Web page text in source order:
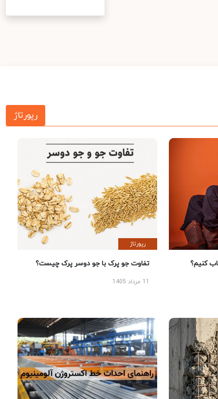
رپورتاژ
کنیم؟
رپورتاژ
تفاوت جو پرک با جو دوسر پرک چیست؟